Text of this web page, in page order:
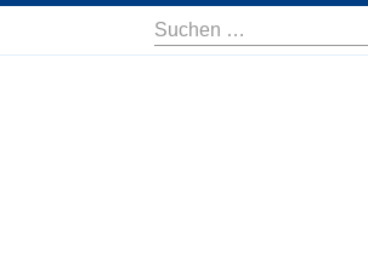
Suche
nach: